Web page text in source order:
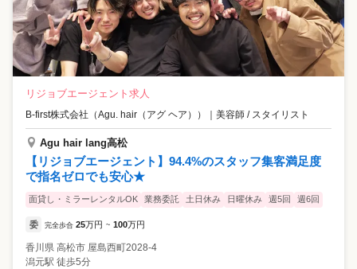
リジョブエージェント求人
B-first株式会社（Agu. hair（アグ ヘア）） ｜ 美容師 / スタイリスト
Agu hair lang高松
【リジョブエージェント】94.4%のスタッフ集客満足度
で指名ゼロでも安心★
面貸し・ミラーレンタルOK 業務委託 土日休み 日曜休み 週5回 週6回
委 完全歩合 25万円 ~ 100万円
香川県 高松市 屋島西町2028-4
潟元駅 徒歩5分